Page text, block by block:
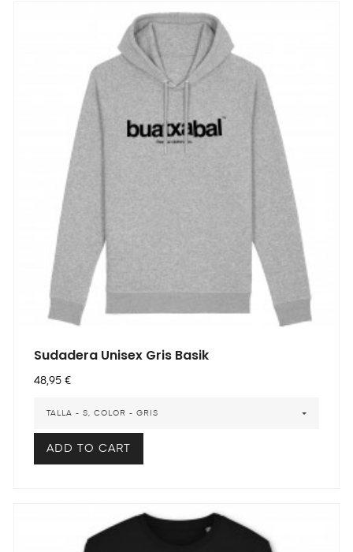
Sudadera Unisex Gris Basik
Precio
48,95 €
TALLA - S, COLOR - GRIS
ADD TO CART